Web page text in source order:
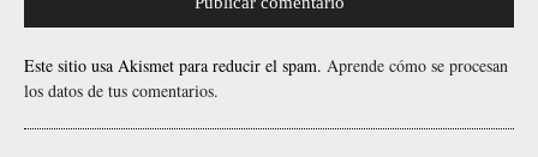
Este sitio usa Akismet para reducir el spam. Aprende cómo se procesan
los datos de tus comentarios.